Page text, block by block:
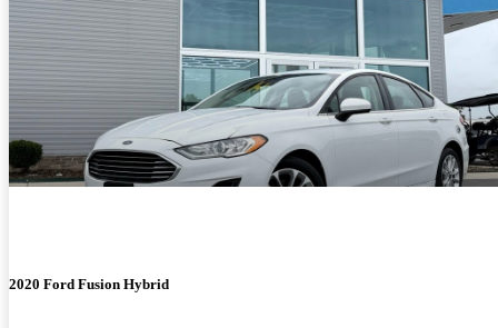
2020 Ford Fusion Hybrid